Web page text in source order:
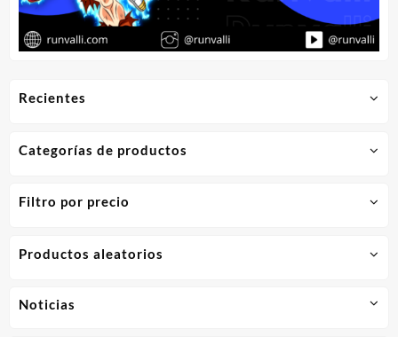
Recientes
Categorías de productos
Filtro por precio
Productos aleatorios
Noticias